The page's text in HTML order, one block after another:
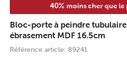
40% moins cher que
Bloc-porte à peindre
ébrasement MDF 16.5cm
Référence article: 89241